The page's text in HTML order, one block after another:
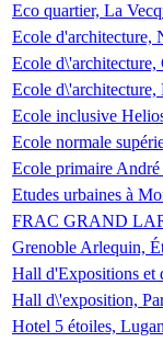
Eco quartier, La
Ecole d'architecture,
Ecole d\'architecture,
Ecole d\'architecture,
Ecole inclusive
Ecole normale
Ecole primaire
Etudes urbaines à
FRAC GRAND
Grenoble Arlequin,
Hall d'Expositions et
Hall d\'exposition,
Hotel 5 étoiles,